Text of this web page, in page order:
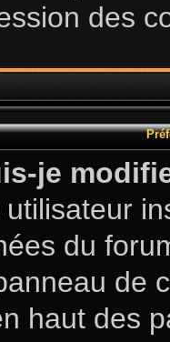
des
je
du
de
haut des